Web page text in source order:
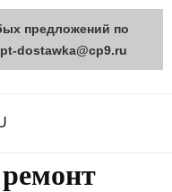
предложений по
dostawka@cp9.ru